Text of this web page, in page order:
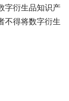
字衍生品知识产
不得将数字衍生